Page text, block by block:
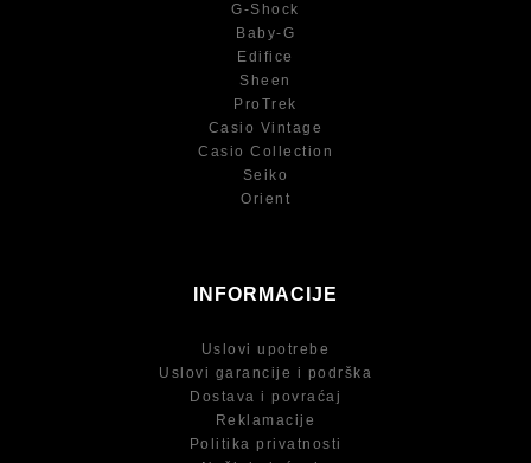
G-Shock
Baby-G
Edifice
Sheen
ProTrek
Casio Vintage
Casio Collection
Seiko
Orient
INFORMACIJE
Uslovi upotrebe
Uslovi garancije i podrška
Dostava i povraćaj
Reklamacije
Politika privatnosti